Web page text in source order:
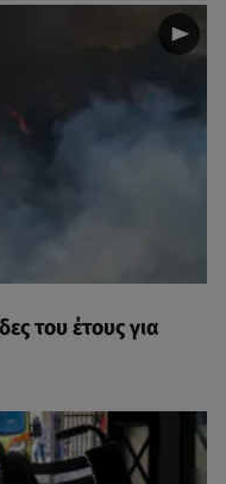
του έτους για